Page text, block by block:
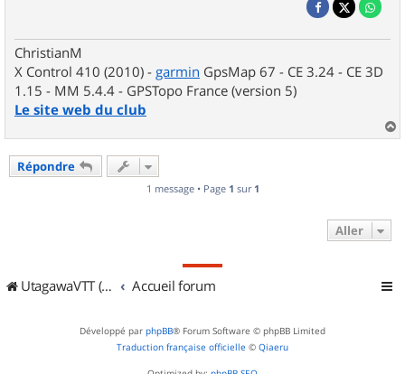
ChristianM
X Control 410 (2010) - garmin GpsMap 67 - CE 3.24 - CE 3D
1.15 - MM 5.4.4 - GPSTopo France (version 5)
Le site web du club
a
Répondre
1 message • Page 1 sur 1
Aller
UtagawaVTT (Randos VTT et VTTAE avec traces GPS) Accueil forum
Développé par phpBB® Forum Software © phpBB Limited
Traduction française officielle © Qiaeru